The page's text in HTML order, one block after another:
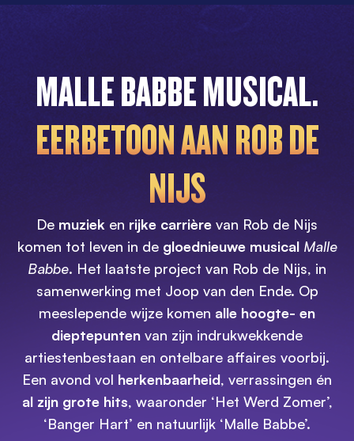
MALLE BABBE MUSICAL.
EERBETOON AAN ROB DE
NIJS
De muziek en rijke carrière van Rob de Nijs
komen tot leven in de gloednieuwe musical Malle
Babbe. Het laatste project van Rob de Nijs, in
samenwerking met Joop van den Ende. Op
meeslepende wijze komen alle hoogte- en
dieptepunten van zijn indrukwekkende
artiestenbestaan en ontelbare affaires voorbij.
Een avond vol herkenbaarheid, verrassingen én
al zijn grote hits, waaronder ‘Het Werd Zomer’,
‘Banger Hart’ en natuurlijk ‘Malle Babbe’.